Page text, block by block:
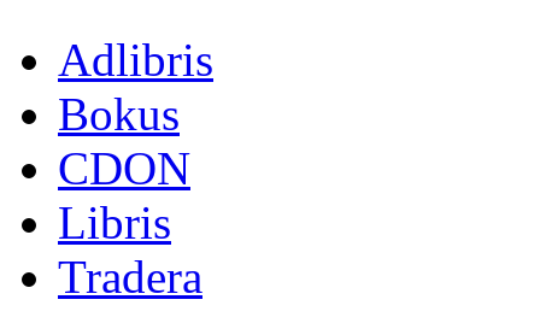
Adlibris
Bokus
CDON
Libris
Tradera